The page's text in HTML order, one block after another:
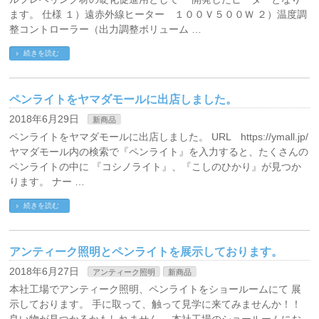
ます。 仕様 １）遠赤外線ヒーター １００Ｖ５００Ｗ ２）温度調
整コントローラー（出力調整ボリューム …
続きを読む
ペンライトをヤマダモールに出店しました。
2018年6月29日 新商品
ペンライトをヤマダモールに出店しました。 URL https://ymall.jp/
ヤマダモール内の検索で『ペンライト』を入力すると、たくさんの
ペンライトの中に 『コシノライト』、『こしのひかり』が見つか
ります。 ナー …
続きを読む
アンティーク照明とペンライトを展示しております。
2018年6月27日 アンティーク照明 新商品
本社工場でアンティーク照明、ペンライトをショールームにて 展
示しております。 手に取って、触って見学に来てみませんか！！